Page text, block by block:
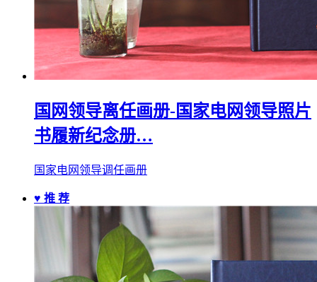
国网领导离任画册-国家电网领导照片
书履新纪念册…
国家电网领导调任画册
♥ 推 荐